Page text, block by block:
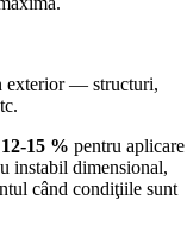
exterior — structuri,
15 % pentru aplicare
instabil dimensional,
când condiţiile sunt